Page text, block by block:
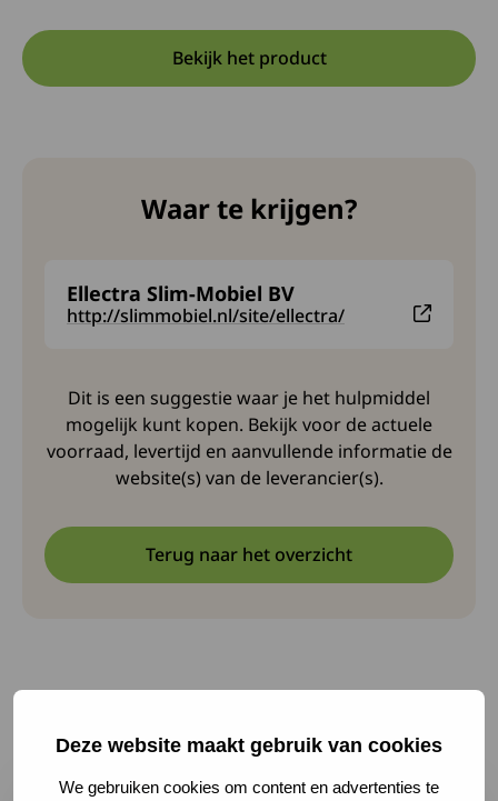
Deze website maakt gebruik van cookies
We gebruiken cookies om content en advertenties te
Bekijk het product
Opent in een nieuwe tab:
Deze link opent in een nieuw
Waar te krijgen?
Ellectra Slim-Mobiel BV
http://slimmobiel.nl/site/ellectra/
Deze link leidt naar een externe website en opent
Dit is een suggestie waar je het hulpmiddel
mogelijk kunt kopen. Bekijk voor de actuele
voorraad, levertijd en aanvullende informatie de
website(s) van de leverancier(s).
Terug naar het overzicht